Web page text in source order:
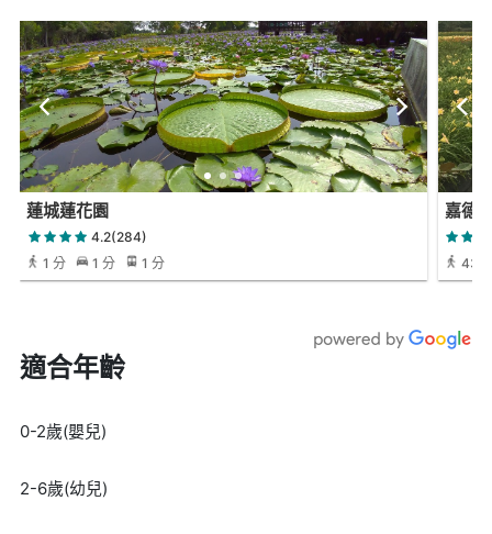
蓮城蓮花園
4.2(284)
1 分
1 分 1 分
嘉德
43
適合年齡
0-2歲(嬰兒)
2-6歲(幼兒)